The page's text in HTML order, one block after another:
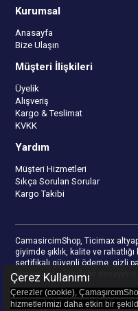
Kurumsal
Anasayfa
Bize Ulaşın
Müşteri İlişkileri
Üyelik
Alışveriş
Kargo & Teslimat
KVKK
Yardım
Müşteri Hizmetleri
Sıkça Sorulan Sorular
Kargo Takibi
CamasircimShop, Ticimax
giyimde şıklık, kalite ve
sertifikalı güvenli ödeme, gizli
alışverişinizi keyifli bir deneyime
© 2023
Çerez Kullanımı
Çerezler (cookie),
hizmetlerimizi daha etkin bir